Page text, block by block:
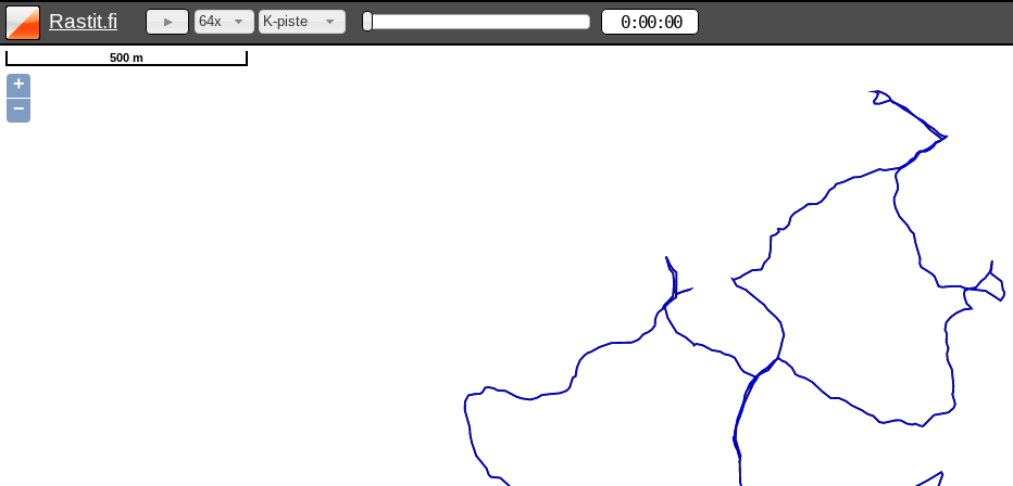
Rastit.fi 64x K-piste 0:00:00
500 m
+
−